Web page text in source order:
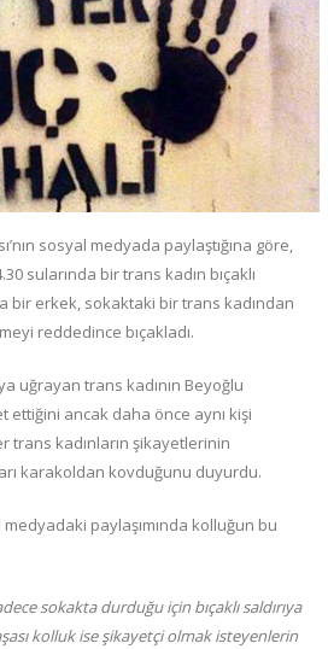
sosyal medyada paylaştığına göre,
sularında bir trans kadın bıçaklı
bir erkek, sokaktaki bir trans kadından
reddedince bıçakladı.
uğrayan trans kadının Beyoğlu
ettiğini ancak daha önce aynı kişi
trans kadınların şikayetlerinin
karakoldan kovduğunu duyurdu.
paylaşımında kolluğun bu
sokakta durduğu için bıçaklı saldırıya
kolluk ise şikayetçi olmak isteyenlerin